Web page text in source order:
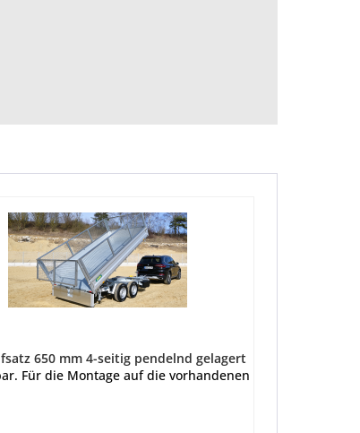
650 mm 4-seitig pendelnd gelagert
Für die Montage auf die vorhandenen Bordwände.